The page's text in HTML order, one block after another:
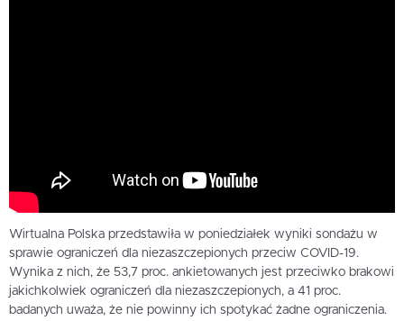
Wirtualna Polska przedstawiła w poniedziałek wyniki sondażu w
sprawie ograniczeń dla niezaszczepionych przeciw COVID-19.
Wynika z nich, że 53,7 proc. ankietowanych jest przeciwko brakowi
jakichkolwiek ograniczeń dla niezaszczepionych, a 41 proc.
badanych uważa, że nie powinny ich spotykać żadne ograniczenia.